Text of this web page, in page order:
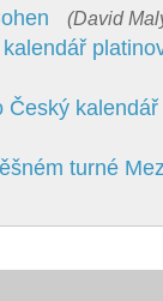
(David
Český kalendář
turné